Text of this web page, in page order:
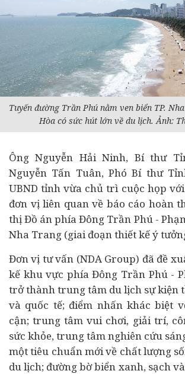
Tuyến đường Trần Phú nằm ven biển TP.
Hòa có sức hút lớn về du lịch. Ảnh:
Ông Nguyễn Hải Ninh, Bí thư
Nguyễn Tấn Tuân, Phó Bí thư
UBND tỉnh vừa chủ trì cuộc họp
đơn vị liên quan về báo cáo hoàn
thị Đồ án phía Đông Trần Phú -
Nha Trang (giai đoạn thiết kế ý
Đơn vị tư vấn (NDA Group) đã đề
kế khu vực phía Đông Trần Phú -
trở thành trung tâm du lịch sự kiện
và quốc tế; điểm nhấn khác biệt
cận; trung tâm vui chơi, giải trí,
sức khỏe, trung tâm nghiên cứu
một tiêu chuẩn mới về chất lượng
du lịch; đường bờ biển xanh, sạch